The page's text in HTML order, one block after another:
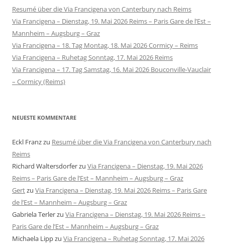
Resumé über die Via Francigena von Canterbury nach Reims
Via Francigena – Dienstag, 19. Mai 2026 Reims – Paris Gare de l’Est –
Mannheim – Augsburg – Graz
Via Francigena – 18. Tag Montag, 18. Mai 2026 Cormicy – Reims
Via Francigena – Ruhetag Sonntag, 17. Mai 2026 Reims
Via Francigena – 17. Tag Samstag, 16. Mai 2026 Bouconville-Vauclair
– Cormicy (Reims)
NEUESTE KOMMENTARE
Eckl Franzzu Resumé über die Via Francigena von Canterbury nach
Reims
Richard Waltersdorferzu Via Francigena – Dienstag, 19. Mai 2026
Reims – Paris Gare de l’Est – Mannheim – Augsburg – Graz
Gertzu Via Francigena – Dienstag, 19. Mai 2026 Reims – Paris Gare
de l’Est – Mannheim – Augsburg – Graz
Gabriela Terlerzu Via Francigena – Dienstag, 19. Mai 2026 Reims –
Paris Gare de l’Est – Mannheim – Augsburg – Graz
Michaela Lippzu Via Francigena – Ruhetag Sonntag, 17. Mai 2026